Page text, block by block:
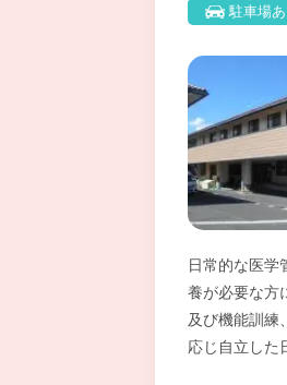
駐車場あ
日常的な医学
養が必要な方
及び機能訓練
応じ自立した